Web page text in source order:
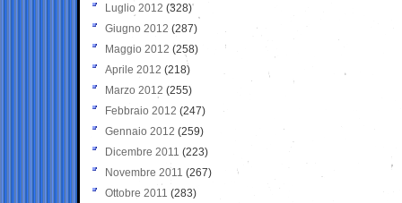
Luglio 2012 (328)
Giugno 2012 (287)
Maggio 2012 (258)
Aprile 2012 (218)
Marzo 2012 (255)
Febbraio 2012 (247)
Gennaio 2012 (259)
Dicembre 2011 (223)
Novembre 2011 (267)
Ottobre 2011 (283)